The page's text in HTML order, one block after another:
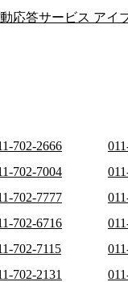
応答サービス アイ
702-2666
702-7004
702-7777
702-6716
702-7115
702-2131